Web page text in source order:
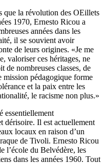
que la révolution des OEillets
1970, Ernesto Ricou a
années dans les
il se souvient avoir
de leurs origines. «Je me
valoriser ces héritages, ne
de nombreuses classes, de
mission pédagogique forme
et la paix entre les
le racisme non plus.»
essentiellement
dérisoire. Il est actuellement
locaux en raison d’un
de Tivoli. Ernesto Ricou
l’école du Belvédère, les
dans les années 1960. Tout